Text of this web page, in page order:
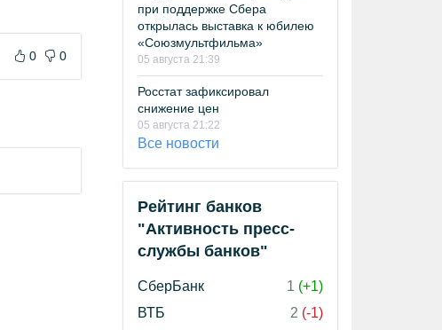
0 0
при поддержке Сбера
открылась выставка к юбилею
«Союзмультфильма»
05 августа 21:39
Росстат зафиксировал
снижение цен
05 августа 21:22
Все новости
Рейтинг банков
"Активность пресс-
службы банков"
СберБанк 1 (+1)
ВТБ
2 (-1)